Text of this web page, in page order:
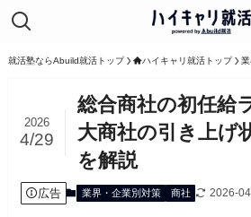
就活塾ならAbuild就活トップ ハイキャリ就活トップ
総合商社の初任給
大商社の引き上げ
を解説
2026
4/29
広告 業界・企業別対策 商社 2026-